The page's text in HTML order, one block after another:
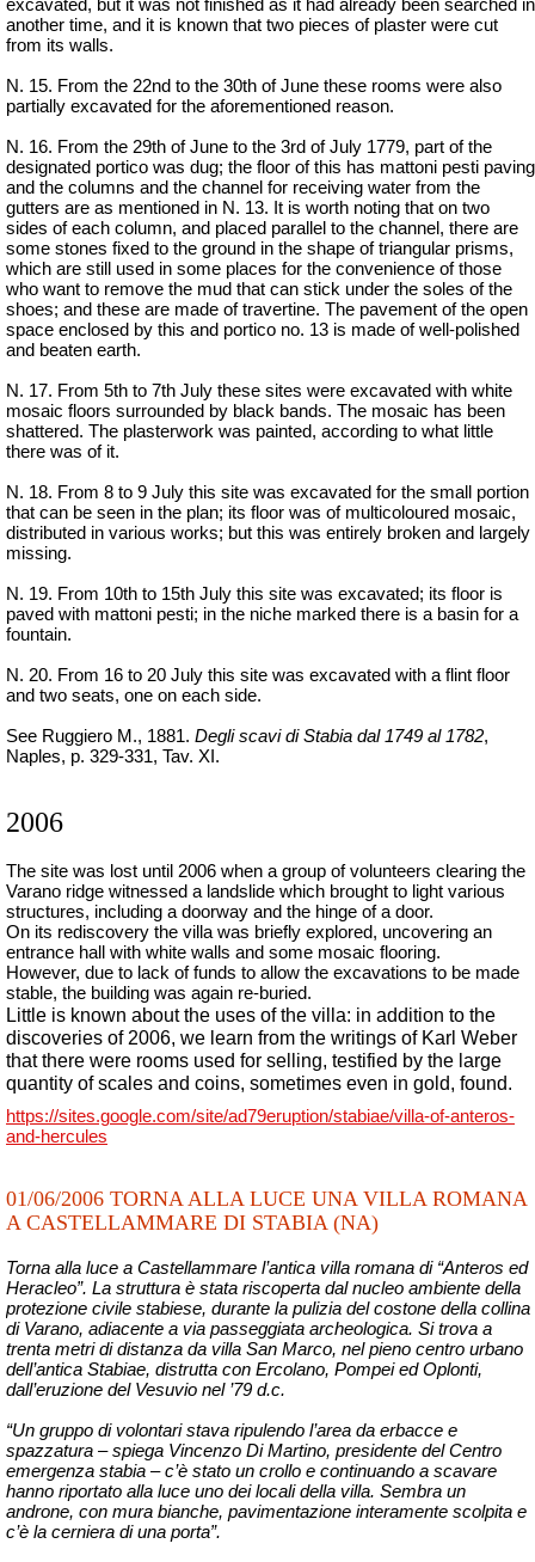
excavated, but it was not finished as it had already been searched in
another time, and it is known that two pieces of plaster were cut
from its walls.
N. 15. From the 22nd to the 30th of June these rooms were also
partially excavated for the aforementioned reason.
N. 16. From the 29th of June to the 3rd of July 1779, part of the
designated portico was dug; the floor of this has mattoni pesti paving
and the columns and the channel for receiving water from the
gutters are as mentioned in N. 13. It is worth noting that on two
sides of each column, and placed parallel to the channel, there are
some stones fixed to the ground in the shape of triangular prisms,
which are still used in some places for the convenience of those
who want to remove the mud that can stick under the soles of the
shoes; and these are made of travertine. The pavement of the open
space enclosed by this and portico no. 13 is made of well-polished
and beaten earth.
N. 17. From 5th to 7th July these sites were excavated with white
mosaic floors surrounded by black bands. The mosaic has been
shattered. The plasterwork was painted, according to what little
there was of it.
N. 18. From 8 to 9 July this site was excavated for the small portion
that can be seen in the plan; its floor was of multicoloured mosaic,
distributed in various works; but this was entirely broken and largely
missing.
N. 19. From 10th to 15th July this site was excavated; its floor is
paved with mattoni pesti; in the niche marked there is a basin for a
fountain.
N. 20. From 16 to 20 July this site was excavated with a flint floor
and two seats, one on each side.
See Ruggiero M., 1881. Degli scavi di Stabia dal 1749 al 1782,
Naples, p. 329-331, Tav. XI.
2006
The site was lost until 2006 when a group of volunteers clearing the
Varano ridge witnessed a landslide which brought to light various
structures, including a doorway and the hinge of a door.
On its rediscovery the villa was briefly explored, uncovering an
entrance hall with white walls and some mosaic flooring.
However, due to lack of funds to allow the excavations to be made
stable, the building was again re-buried.
Little is known about the uses of the villa: in addition to the
discoveries of 2006, we learn from the writings of Karl Weber
that there were rooms used for selling, testified by the large
quantity of scales and coins, sometimes even in gold, found.
https://sites.google.com/site/ad79eruption/stabiae/villa-of-anteros-
and-hercules
01/06/2006 TORNA ALLA LUCE UNA VILLA ROMANA
A CASTELLAMMARE DI STABIA (NA)
Torna alla luce a Castellammare l’antica villa romana di “Anteros ed
Heracleo”. La struttura è stata riscoperta dal nucleo ambiente della
protezione civile stabiese, durante la pulizia del costone della collina
di Varano, adiacente a via passeggiata archeologica. Si trova a
trenta metri di distanza da villa San Marco, nel pieno centro urbano
dell’antica Stabiae, distrutta con Ercolano, Pompei ed Oplonti,
dall’eruzione del Vesuvio nel ’79 d.c.
“Un gruppo di volontari stava ripulendo l’area da erbacce e
spazzatura – spiega Vincenzo Di Martino, presidente del Centro
emergenza stabia – c’è stato un crollo e continuando a scavare
hanno riportato alla luce uno dei locali della villa. Sembra un
androne, con mura bianche, pavimentazione interamente scolpita e
c’è la cerniera di una porta”.